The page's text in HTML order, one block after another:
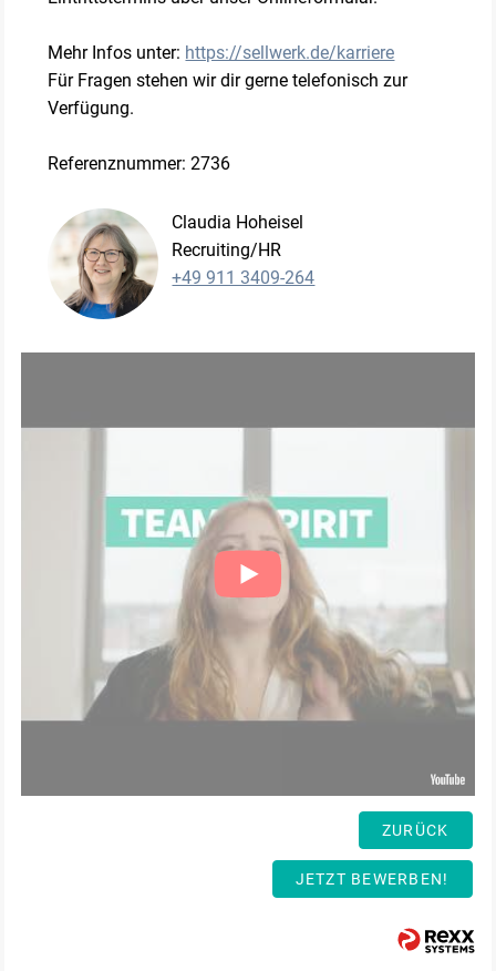
Mehr Infos unter: https://sellwerk.de/karriere
Für Fragen stehen wir dir gerne telefonisch zur
Verfügung.
Referenznummer: 2736
Claudia Hoheisel
Recruiting/HR
+49 911 3409-264
ZURÜCK
JETZT BEWERBEN!